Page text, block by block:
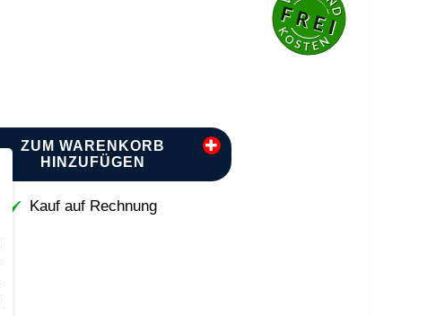
ZUM WARENKORB
HINZUFÜGEN
Kauf auf Rechnung